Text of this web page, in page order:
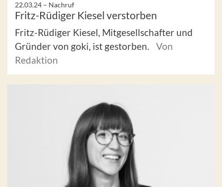
22.03.24 – Nachruf
Fritz-Rüdiger Kiesel verstorben
Fritz-Rüdiger Kiesel, Mitgesellschafter und
Gründer von goki, ist gestorben.
Von
Redaktion